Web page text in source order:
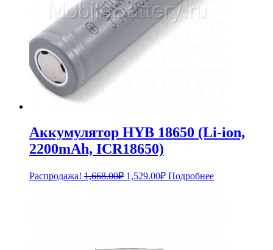
Аккумулятор HYB 18650 (Li-ion,
2200mAh, ICR18650)
Распродажа! 1,668.00₽ Первоначальная
1,529.00₽Текущая
Подробнее